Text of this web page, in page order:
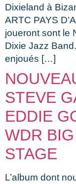
Dixieland à
ARTC PAYS
joueront sont le
Dixie Jazz
enjoués […]
STEVE
EDDIE
WDR
STAGE
L’album dont